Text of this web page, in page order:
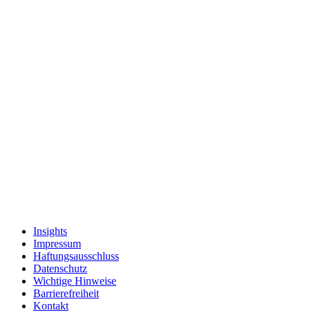
Insights
Impressum
Haftungsausschluss
Datenschutz
Wichtige Hinweise
Barrierefreiheit
Kontakt